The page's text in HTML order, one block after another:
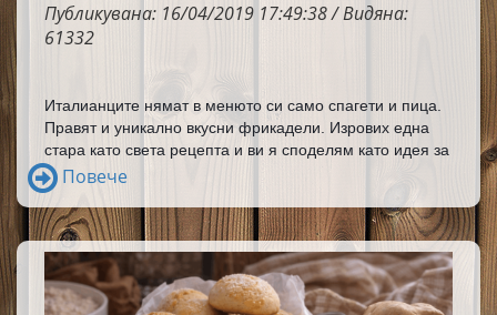
Публикувана: 16/04/2019 17:49:38 / Видяна:
61332
Италианците нямат в менюто си само спагети и пица.
Правят и уникално вкусни фрикадели. Изрових една
стара като света рецепта и ви я споделям като идея за
вечеря.Достойни за честа употреба!
Повече